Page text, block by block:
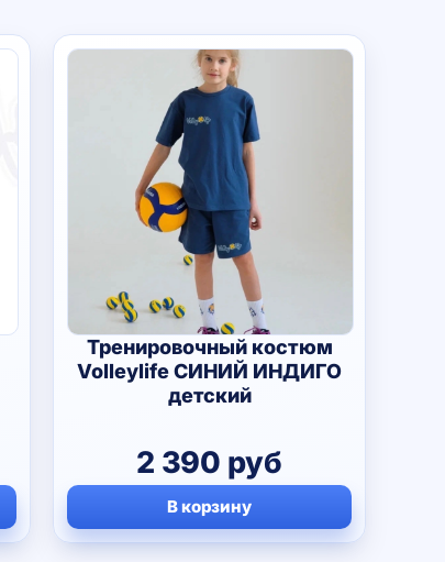
Тренировочный костюм
Volleylife СИНИЙ ИНДИГО
детский
2 390 руб
В корзину